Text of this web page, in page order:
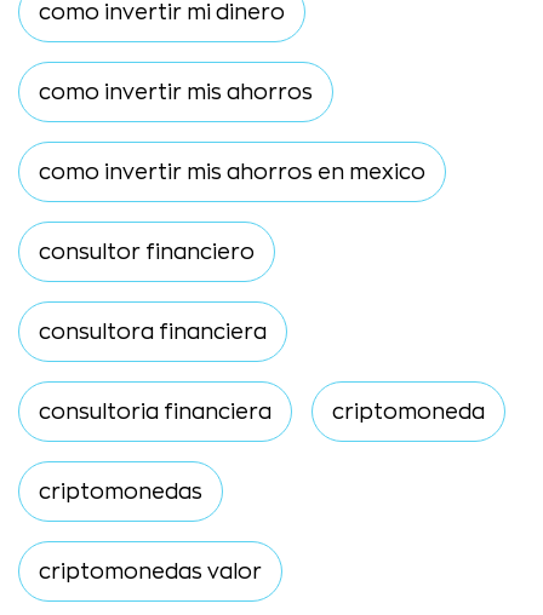
como invertir mi dinero
como invertir mis ahorros
como invertir mis ahorros en mexico
consultor financiero
consultora financiera
consultoria financiera criptomoneda
criptomonedas
criptomonedas valor